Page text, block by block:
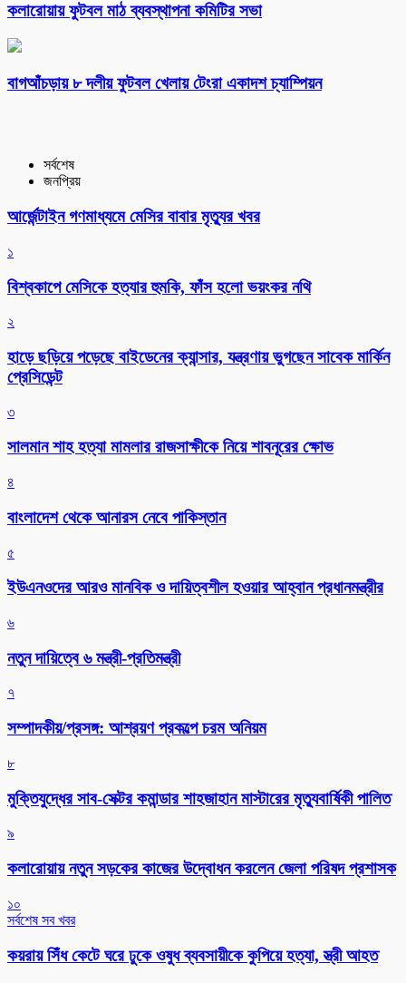
কলারোয়ায় ফুটবল মাঠ ব্যবস্থাপনা কমিটির সভা
বাগআঁচড়ায় ৮ দলীয় ফুটবল খেলায় টেংরা একাদশ চ্যাম্পিয়ন
সর্বশেষ
জনপ্রিয়
আর্জেন্টাইন গণমাধ্যমে মেসির বাবার মৃত্যুর খবর
১
বিশ্বকাপে মেসিকে হত্যার হুমকি, ফাঁস হলো ভয়ংকর নথি
২
হাড়ে ছড়িয়ে পড়েছে বাইডেনের ক্যান্সার, যন্ত্রণায় ভুগছেন সাবেক মার্কিন
প্রেসিডেন্ট
৩
সালমান শাহ হত্যা মামলার রাজসাক্ষীকে নিয়ে শাবনূরের ক্ষোভ
৪
বাংলাদেশ থেকে আনারস নেবে পাকিস্তান
৫
ইউএনওদের আরও মানবিক ও দায়িত্বশীল হওয়ার আহ্বান প্রধানমন্ত্রীর
৬
নতুন দায়িত্বে ৬ মন্ত্রী-প্রতিমন্ত্রী
৭
সম্পাদকীয়/প্রসঙ্গ: আশ্রয়ণ প্রকল্পে চরম অনিয়ম
৮
মুক্তিযুদ্ধের সাব-সেক্টর কমান্ডার শাহজাহান মাস্টারের মৃত্যুবার্ষিকী পালিত
৯
কলারোয়ায় নতুন সড়কের কাজের উদ্বোধন করলেন জেলা পরিষদ প্রশাসক
১০
সর্বশেষ সব খবর
কয়রায় সিঁধ কেটে ঘরে ঢুকে ওষুধ ব্যবসায়ীকে কুপিয়ে হত্যা, স্ত্রী আহত